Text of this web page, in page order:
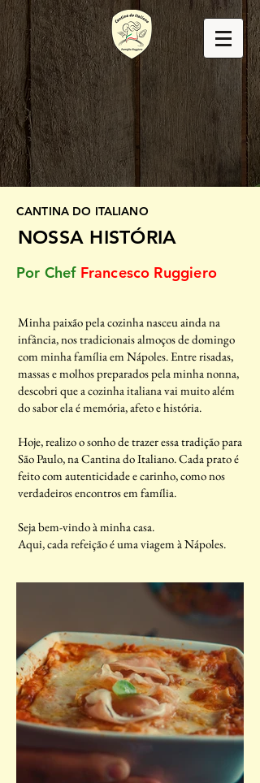
CANTINA DO ITALIANO
NOSSA HISTÓRIA
Por Chef Francesco Ruggiero
Minha paixão pela cozinha nasceu ainda na
infância, nos tradicionais almoços de domingo
com minha família em Nápoles. Entre risadas,
massas e molhos preparados pela minha nonna,
descobri que a cozinha italiana vai muito além
do sabor ela é memória, afeto e história.
Hoje, realizo o sonho de trazer essa tradição para
São Paulo, na Cantina do Italiano. Cada prato é
feito com autenticidade e carinho, como nos
verdadeiros encontros em família.
Seja bem-vindo à minha casa.
Aqui, cada refeição é uma viagem à Nápoles.